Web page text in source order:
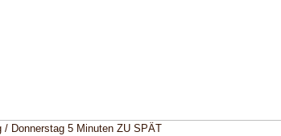
/ Donnerstag 5 Minuten ZU SPÄT